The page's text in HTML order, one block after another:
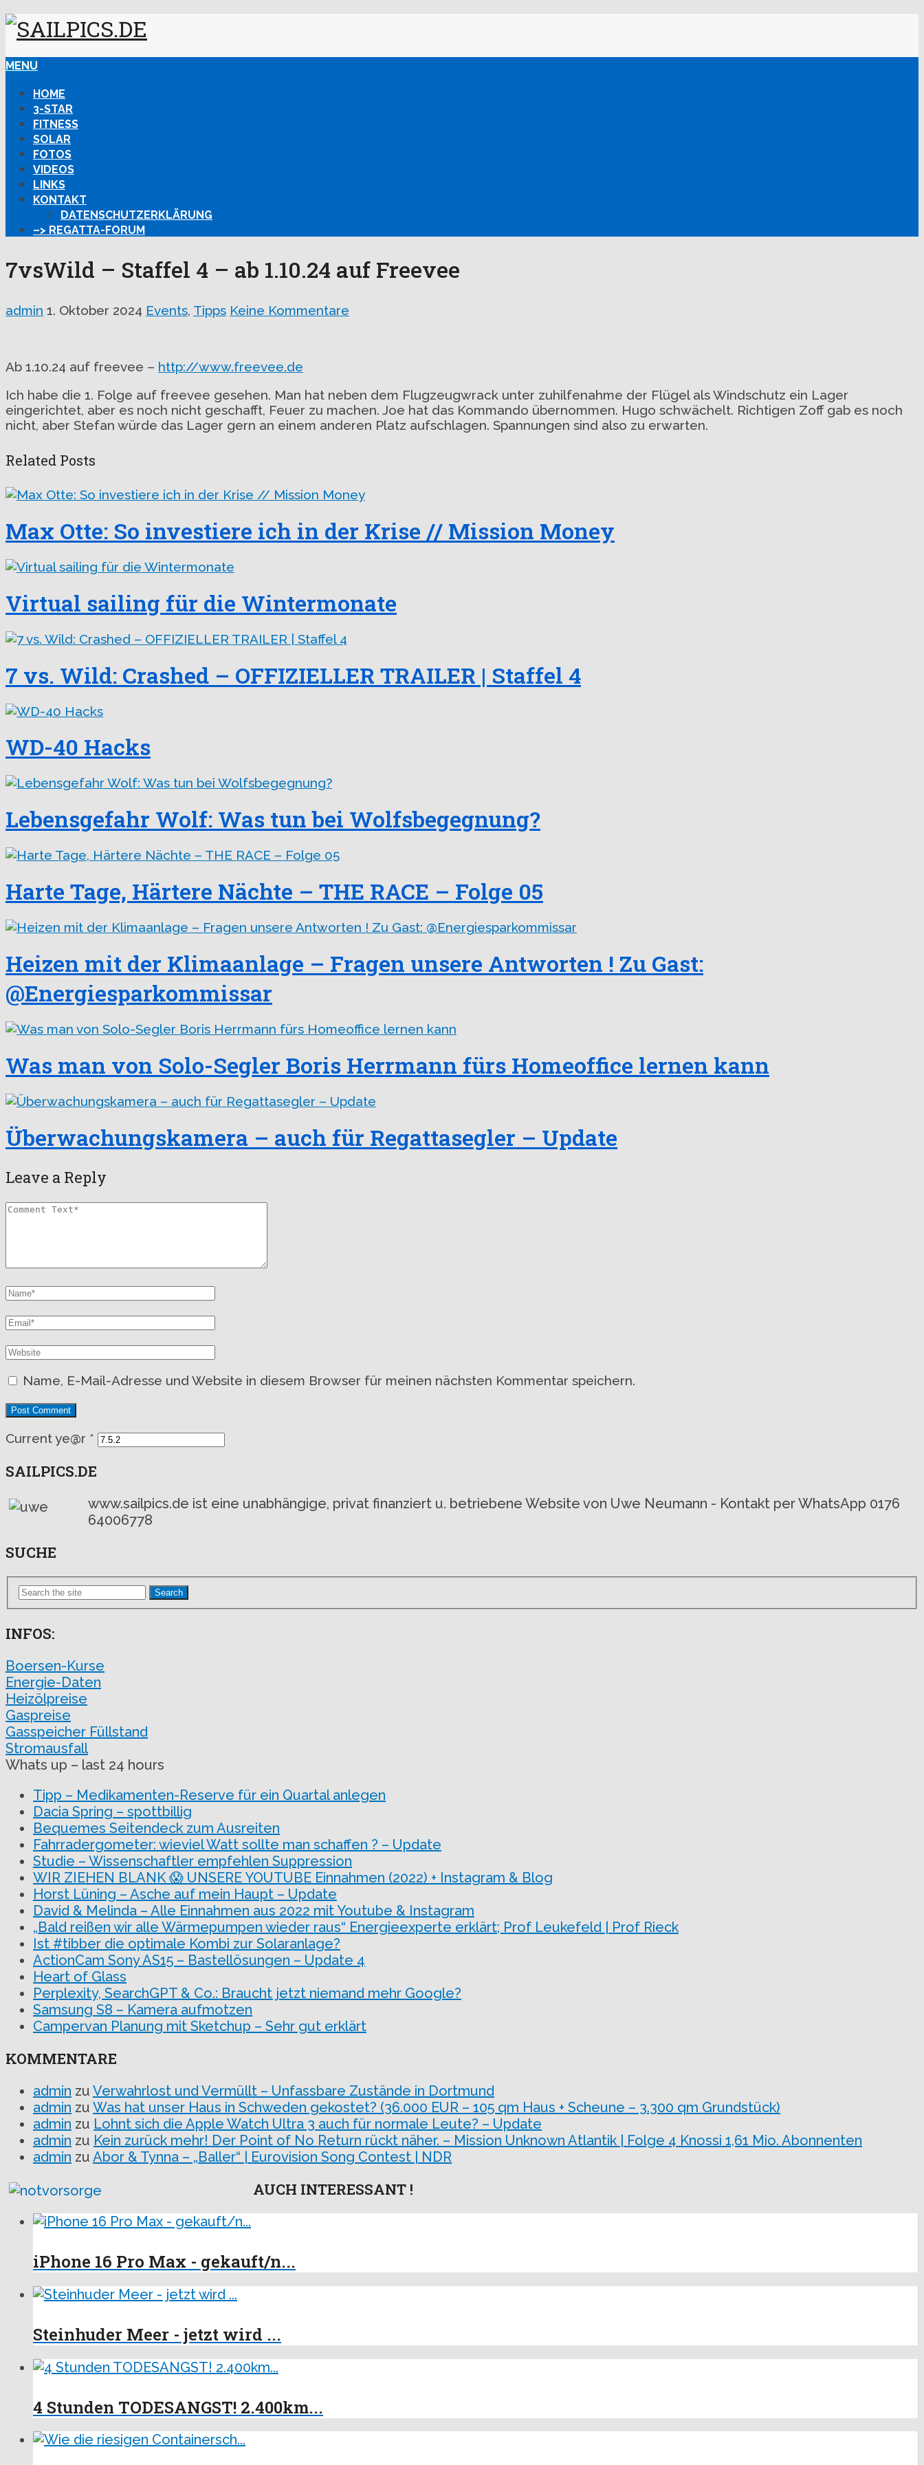
MENU
HOME
3-STAR
FITNESS
SOLAR
FOTOS
VIDEOS
LINKS
KONTAKT
DATENSCHUTZERKLÄRUNG
–> REGATTA-FORUM
7vsWild – Staffel 4 – ab 1.10.24 auf Freevee
admin 1. Oktober 2024 Events, Tipps Keine Kommentare
Ab 1.10.24 auf freevee – http://www.freevee.de
Ich habe die 1. Folge auf freevee gesehen. Man hat neben dem Flugzeugwrack unter zuhilfenahme der Flügel als Windschutz ein Lager
eingerichtet, aber es noch nicht geschafft, Feuer zu machen. Joe hat das Kommando übernommen. Hugo schwächelt. Richtigen Zoff gab es noch
nicht, aber Stefan würde das Lager gern an einem anderen Platz aufschlagen. Spannungen sind also zu erwarten.
Related Posts
Max Otte: So investiere ich in der Krise // Mission Money
Virtual sailing für die Wintermonate
7 vs. Wild: Crashed – OFFIZIELLER TRAILER | Staffel 4
WD-40 Hacks
Lebensgefahr Wolf: Was tun bei Wolfsbegegnung?
Harte Tage, Härtere Nächte – THE RACE – Folge 05
Heizen mit der Klimaanlage – Fragen unsere Antworten ! Zu Gast:
@Energiesparkommissar
Was man von Solo-Segler Boris Herrmann fürs Homeoffice lernen kann
Überwachungskamera – auch für Regattasegler – Update
Leave a Reply
Name, E-Mail-Adresse und Website in diesem Browser für meinen nächsten Kommentar speichern.
Current ye@r *
SAILPICS.DE
www.sailpics.de ist eine unabhängige, privat finanziert u. betriebene Website von Uwe Neumann - Kontakt per WhatsApp 0176
64006778
SUCHE
Search
INFOS:
Boersen-Kurse
Energie-Daten
Heizölpreise
Gaspreise
Gasspeicher Füllstand
Stromausfall
Whats up – last 24 hours
Tipp – Medikamenten-Reserve für ein Quartal anlegen
Dacia Spring – spottbillig
Bequemes Seitendeck zum Ausreiten
Fahrradergometer: wieviel Watt sollte man schaffen ? – Update
Studie – Wissenschaftler empfehlen Suppression
WIR ZIEHEN BLANK 😱 UNSERE YOUTUBE Einnahmen (2022) + Instagram & Blog
Horst Lüning – Asche auf mein Haupt – Update
David & Melinda – Alle Einnahmen aus 2022 mit Youtube & Instagram
„Bald reißen wir alle Wärmepumpen wieder raus“ Energieexperte erklärt; Prof Leukefeld | Prof Rieck
Ist #tibber die optimale Kombi zur Solaranlage?
ActionCam Sony AS15 – Bastellösungen – Update 4
Heart of Glass
Perplexity, SearchGPT & Co.: Braucht jetzt niemand mehr Google?
Samsung S8 – Kamera aufmotzen
Campervan Planung mit Sketchup – Sehr gut erklärt
KOMMENTARE
admin zu Verwahrlost und Vermüllt – Unfassbare Zustände in Dortmund
admin zu Was hat unser Haus in Schweden gekostet? (36.000 EUR – 105 qm Haus + Scheune – 3.300 qm Grundstück)
admin zu Lohnt sich die Apple Watch Ultra 3 auch für normale Leute? – Update
admin zu Kein zurück mehr! Der Point of No Return rückt näher. – Mission Unknown Atlantik | Folge 4 Knossi 1,61 Mio. Abonnenten
admin zu Abor & Tynna – „Baller“ | Eurovision Song Contest | NDR
AUCH INTERESSANT !
iPhone 16 Pro Max - gekauft/n...
Steinhuder Meer - jetzt wird ...
4 Stunden TODESANGST! 2.400km...